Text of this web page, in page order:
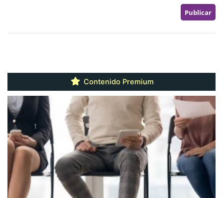
Contenido Premium